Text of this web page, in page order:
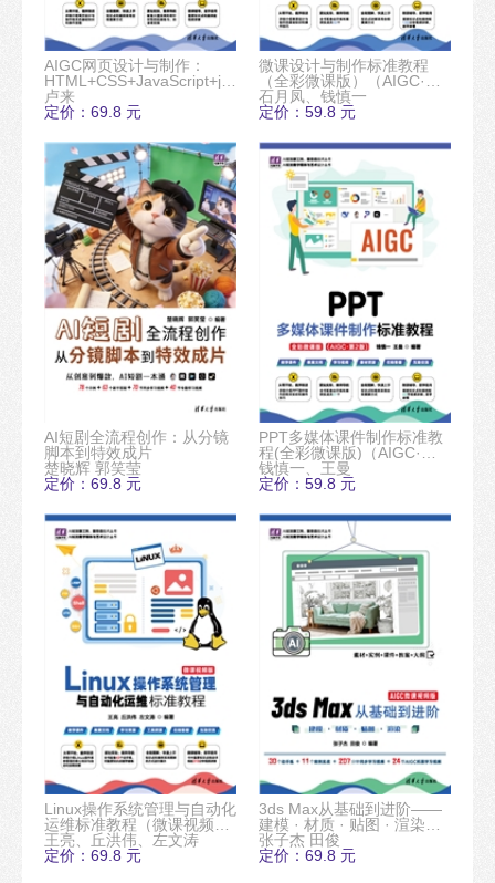
AIGC网页设计与制作：
HTML+CSS+JavaScript+jQuery+Bootstrap+Vue.js（微
课视频版）
卢来
定价：69.8 元
微课设计与制作标准教程
（全彩微课版）（AIGC·第2
版）
石月凤、钱慎一
定价：59.8 元
AI短剧全流程创作：从分镜
脚本到特效成片
楚晓辉 郭笑莹
定价：69.8 元
PPT多媒体课件制作标准教
程(全彩微课版)（AIGC·第2
版）
钱慎一、王曼
定价：59.8 元
Linux操作系统管理与自动化
运维标准教程（微课视频
版）
王亮、丘洪伟、左文涛
定价：69.8 元
3ds Max从基础到进阶——
建模 · 材质 · 贴图 · 渲染
（AIGC微课视频版）
张子杰 田俊
定价：69.8 元